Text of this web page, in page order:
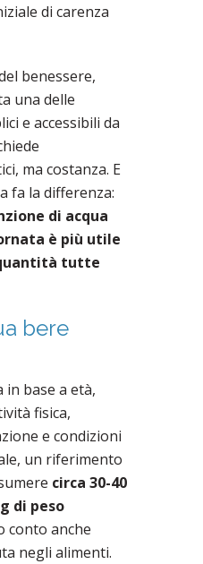
di carenza
benessere,
una delle
e accessibili da
ma costanza. E
fa la differenza:
di acqua
è più utile
tutte
bere
base a età,
fisica,
e condizioni
un riferimento
circa 30-40
di peso
conto anche
negli alimenti.